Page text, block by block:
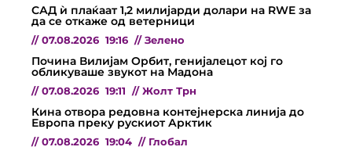
САД ѝ плаќаат 1,2 милијарди долари на RWE за
да се откаже од ветерници
// 07.08.2026 19:16 // Зелено
Почина Вилијам Орбит, генијалецот кој го
обликуваше звукот на Мадона
// 07.08.2026 19:11 // Жолт Трн
Кина отвора редовна контејнерска линија до
Европа преку рускиот Арктик
// 07.08.2026 19:04 // Глобал